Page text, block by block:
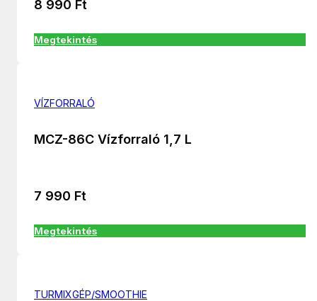
8 990 Ft
Megtekintés
VÍZFORRALÓ
MCZ-86C Vízforraló 1,7 L
7 990 Ft
Megtekintés
TURMIXGÉP/SMOOTHIE